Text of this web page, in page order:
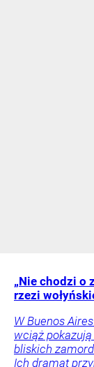
„Nie chodzi o
rzezi
W Buenos
wciąż
bliskich
Ich dramat